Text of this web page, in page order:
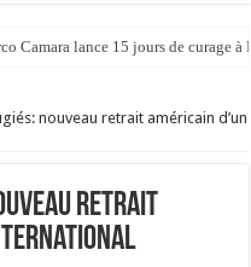
Camara lance 15 jours de curage à
nouveau retrait américain d’un
retrait